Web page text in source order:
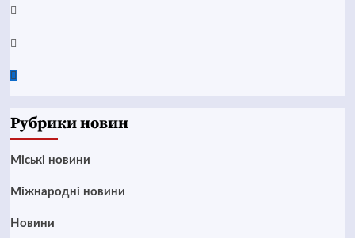
Instagram
Twitter
Google
Рубрики новин
Mіські новини
Міжнародні новини
Новини